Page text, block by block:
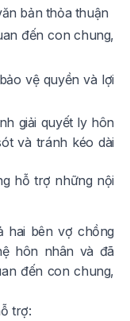
bản thỏa thuận
đến con chung,
vệ quyền và lợi
giải quyết ly hôn
và tránh kéo dài
hỗ trợ những nội
hai bên vợ chồng
hôn nhân và đã
đến con chung,
trợ: